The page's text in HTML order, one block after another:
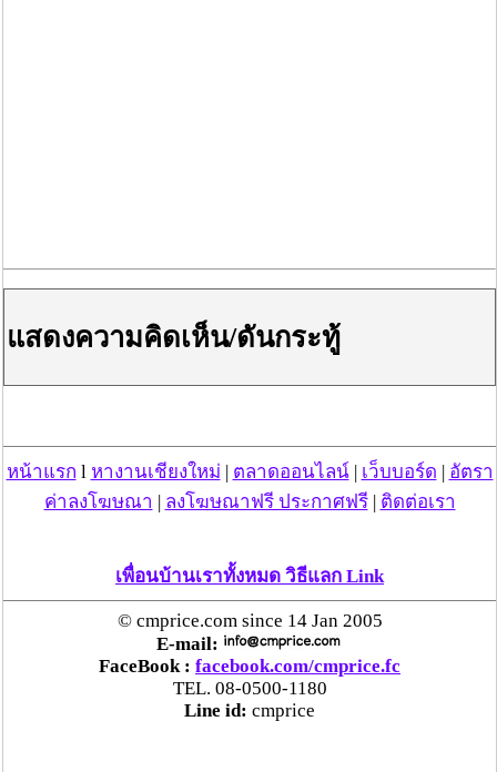
หวิดสูญเงินเกือบสองแสน โชคดีรู้ตัวเร็ว! รีบแจ้งตร.
ประสาน สตช.สายด่วน 1441 อายัดบัญชี-ตามเงินได้
คืนครบ
ตร.สภ.เมืองลำพูน ยึดยาบ้ากว่า 700 เม็ด หลังชาว
บ้านแจ้งพบถุงพลาสติกพันเทปสีดำต้องสงสัยในสวน
แม่สะเรียง ลุยตรวจ “สกุชชี่“ ของเล่นอันตราย พบไร้
มาตรฐานเสี่ยงอันตราย สั่งห้ามขาย-เตือนภัยผู้
แสดงความคิดเห็น/ดันกระทู้
หน้าแรก l หางานเชียงใหม่ | ตลาดออนไลน์| เว็บบอร์ด | อัตรา
ค่าลงโฆษณา | ลงโฆษณาฟรี ประกาศฟรี| ติดต่อเรา
เพื่อนบ้านเราทั้งหมด วิธีแลก Link
© cmprice.com since 14 Jan 2005
E-mail:
FaceBook : facebook.com/cmprice.fc
TEL. 08-0500-1180
Line id: cmprice